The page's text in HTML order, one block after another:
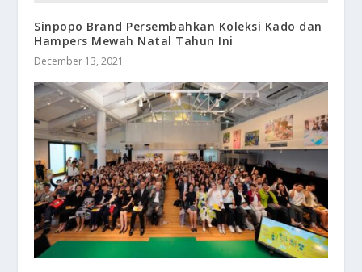
Sinpopo Brand Persembahkan Koleksi Kado dan
Hampers Mewah Natal Tahun Ini
December 13, 2021